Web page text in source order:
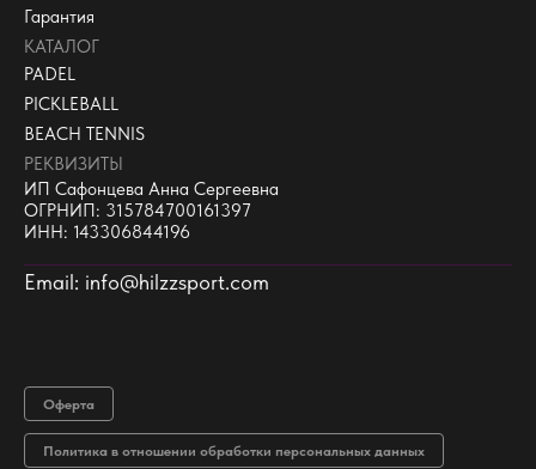
Гарантия
КАТАЛОГ
PADEL
PICKLEBALL
BEACH TENNIS
РЕКВИЗИТЫ
ИП Сафонцева Анна Сергеевна
ОГРНИП: 315784700161397
ИНН: 143306844196
Email: info@hilzzsport.com
Оферта
Политика в отношении обработки персональных данных